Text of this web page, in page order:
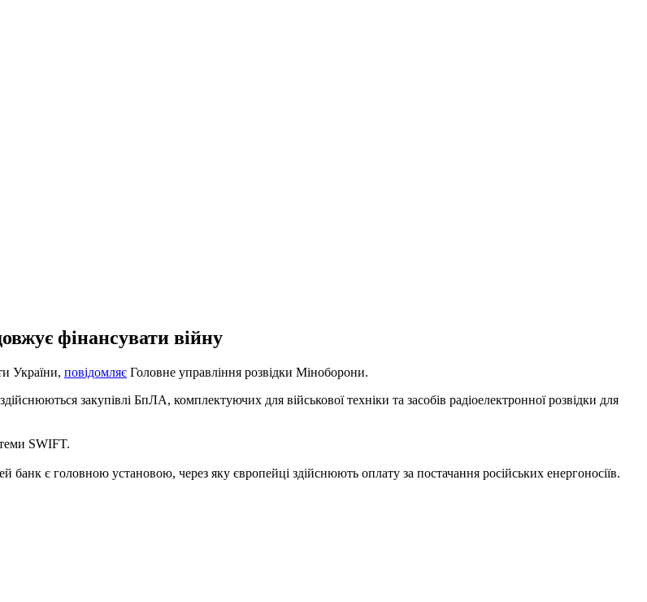
фінансувати війну
України, повідомляє Головне управління розвідки Міноборони.
закупівлі БпЛА, комплектуючих для військової техніки та засобів радіоелектронної розвідки для
SWIFT.
є головною установою, через яку європейці здійснюють оплату за постачання російських енергоносіїв.